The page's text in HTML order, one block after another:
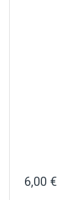
6,00 €